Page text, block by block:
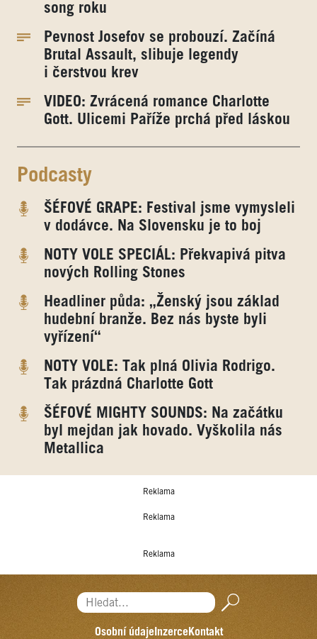
song roku
Pevnost Josefov se probouzí. Začíná
Brutal Assault, slibuje legendy
i čerstvou krev
VIDEO: Zvrácená romance Charlotte
Gott. Ulicemi Paříže prchá před láskou
Podcasty
ŠÉFOVÉ GRAPE: Festival jsme vymysleli
v dodávce. Na Slovensku je to boj
NOTY VOLE SPECIÁL: Překvapivá pitva
nových Rolling Stones
Headliner půda: „Ženský jsou základ
hudební branže. Bez nás byste byli
vyřízení“
NOTY VOLE: Tak plná Olivia Rodrigo.
Tak prázdná Charlotte Gott
ŠÉFOVÉ MIGHTY SOUNDS: Na začátku
byl mejdan jak hovado. Vyškolila nás
Metallica
Reklama
Reklama
Reklama
Hledat...
Osobní údajeInzerceKontakt